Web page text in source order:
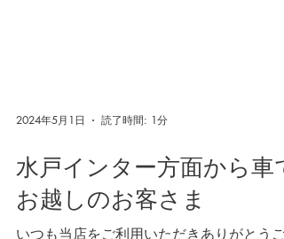
2024年5月1日 読了時間: 1分